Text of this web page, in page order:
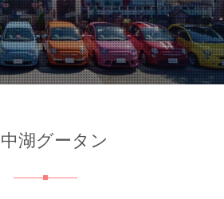
湖グータン